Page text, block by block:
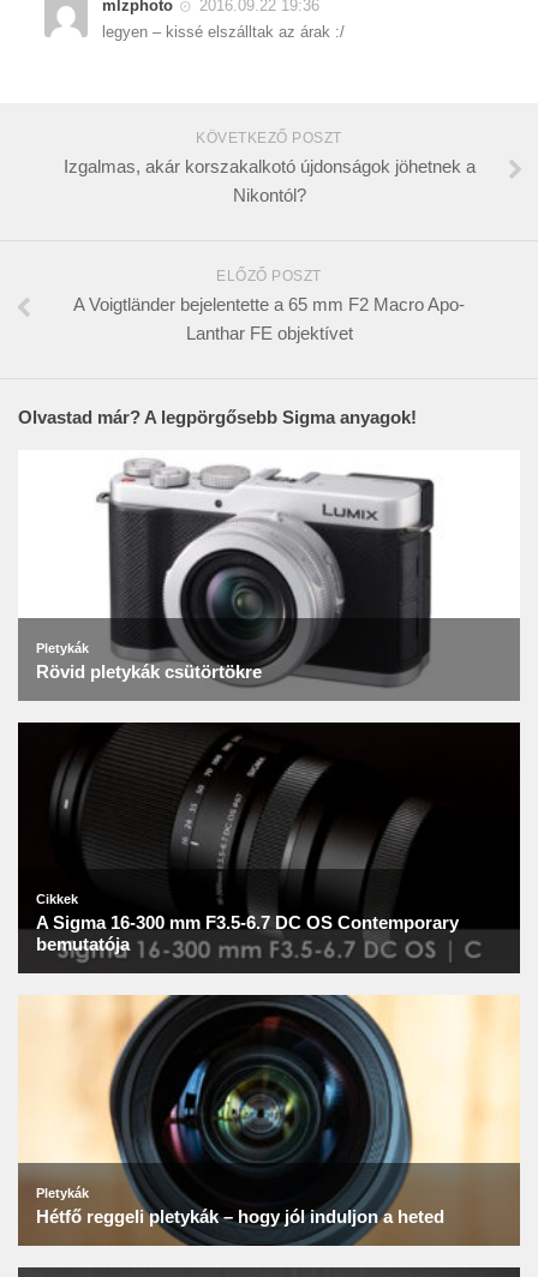
mlzphoto
2016.09.22 19:36
legyen – kissé elszálltak az árak :/
KÖVETKEZŐ POSZT
Izgalmas, akár korszakalkotó újdonságok jöhetnek a
Nikontól?
ELŐZŐ POSZT
A Voigtländer bejelentette a 65 mm F2 Macro Apo-
Lanthar FE objektívet
Olvastad már? A legpörgősebb Sigma anyagok!